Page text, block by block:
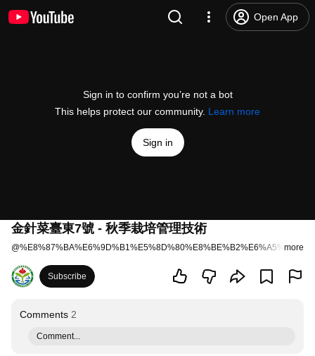
Open App
Sign in to confirm you’re not a bot
This helps protect our community. Learn more
Sign in
金針菜臺東7號 - 秋季栽培管理技術
@ more
Subscribe
Comments 2
Comment...